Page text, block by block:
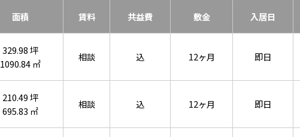
面積 賃料 共益費 敷金 入居日
329.98 坪
1090.84 ㎡
相談 込 12ヶ月 即日
210.49 坪
695.83 ㎡
相談 込 12ヶ月 即日